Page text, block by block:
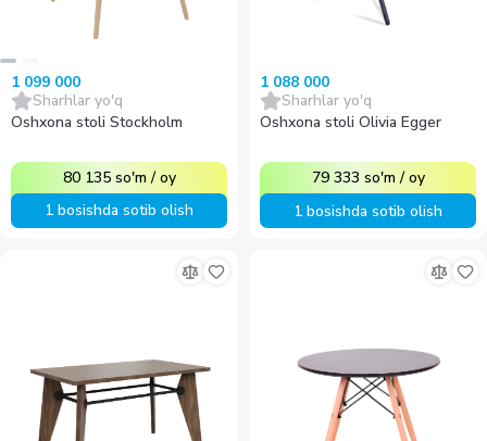
1 099 000
Sharhlar yo'q
Oshxona stoli Stockholm
80 135 so'm /oy
1 bosishda sotib olish
1 088 000
Sharhlar yo'q
Oshxona stoli Olivia Egger
79 333 so'm /oy
1 bosishda sotib olish